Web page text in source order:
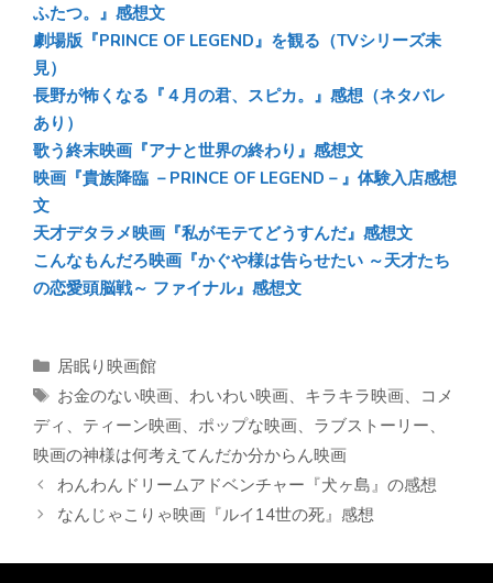
ふたつ。』感想文
劇場版『PRINCE OF LEGEND』を観る（TVシリーズ未
見）
長野が怖くなる『４月の君、スピカ。』感想（ネタバレ
あり）
歌う終末映画『アナと世界の終わり』感想文
映画『貴族降臨 －PRINCE OF LEGEND－』体験入店感想
文
天才デタラメ映画『私がモテてどうすんだ』感想文
こんなもんだろ映画『かぐや様は告らせたい ～天才たち
の恋愛頭脳戦～ ファイナル』感想文
カ
テ
ゴ
リ
ー
居眠り映画館
タ
グ
お金のない映画、 わいわい映画、 キラキラ映画、 コメ
ディ 、 ティーン映画、 ポップな映画、 ラブストーリー、
映画の神様は何考えてんだか分からん映画
わんわんドリームアドベンチャー『犬ヶ島』の感想
なんじゃこりゃ映画『ルイ14世の死』感想